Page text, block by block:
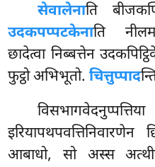
सेवालेनाति
उदकपप्पटकेनाति
छादेत्वा निब्बत्तेन
फुट्ठो अभिभूतो.चित्तुप्पाद
आबाधो, सो अस्स